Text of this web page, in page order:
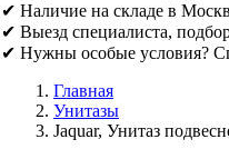
✔ Наличие на складе в
✔ Выезд специалиста,
✔ Нужны особые условия?
Главная
Унитазы
Jaquar, Унитаз